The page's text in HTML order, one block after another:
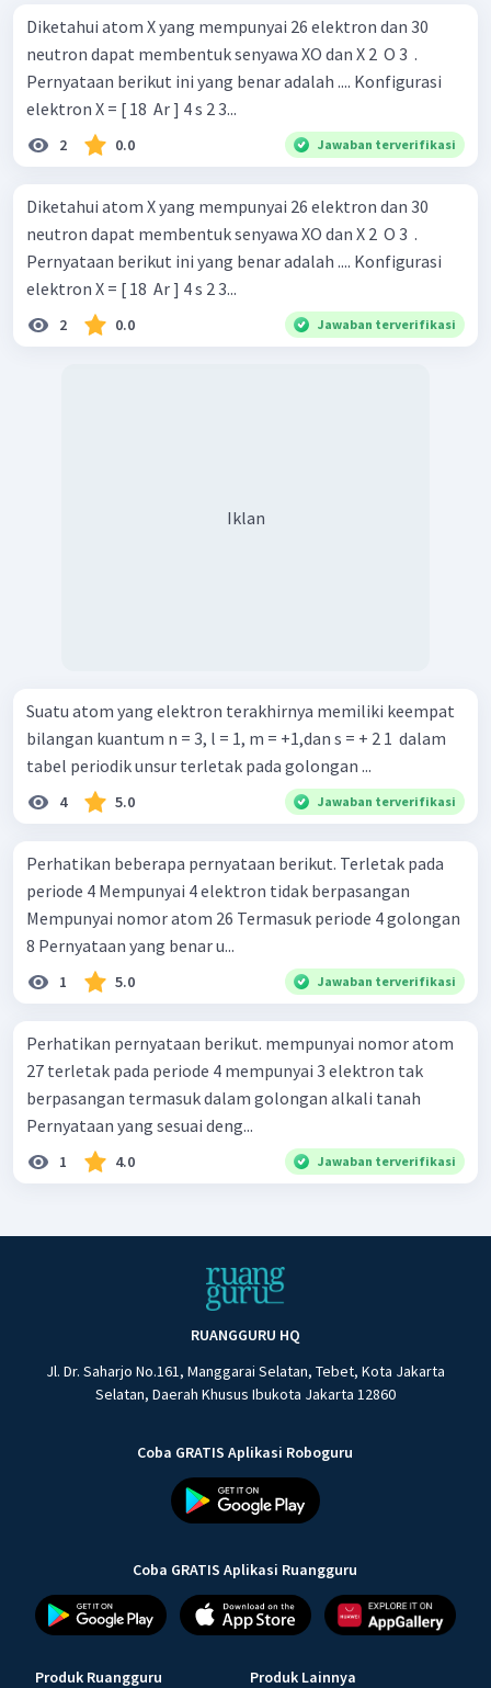
Diketahui atom X yang mempunyai 26 elektron dan 30
neutron dapat membentuk senyawa XO dan X 2 ​ O 3 ​ .
Pernyataan berikut ini yang benar adalah .... Konfigurasi
elektron X = [ 18 ​ Ar ] 4 s 2 3...
2 0.0 Jawaban terverifikasi
Diketahui atom X yang mempunyai 26 elektron dan 30
neutron dapat membentuk senyawa XO dan X 2 ​ O 3 ​ .
Pernyataan berikut ini yang benar adalah .... Konfigurasi
elektron X = [ 18 ​ Ar ] 4 s 2 3...
2 0.0 Jawaban terverifikasi
Iklan
Suatu atom yang elektron terakhirnya memiliki keempat
bilangan kuantum n = 3, l = 1, m = +1,dan s = + 2 1 ​ dalam
tabel periodik unsur terletak pada golongan ...
4 5.0 Jawaban terverifikasi
Perhatikan beberapa pernyataan berikut. Terletak pada
periode 4 Mempunyai 4 elektron tidak berpasangan
Mempunyai nomor atom 26 Termasuk periode 4 golongan
8 Pernyataan yang benar u...
1 5.0 Jawaban terverifikasi
Perhatikan pernyataan berikut. mempunyai nomor atom
27 terletak pada periode 4 mempunyai 3 elektron tak
berpasangan termasuk dalam golongan alkali tanah
Pernyataan yang sesuai deng...
1 4.0 Jawaban terverifikasi
RUANGGURU HQ
Jl. Dr. Saharjo No.161, Manggarai Selatan, Tebet, Kota Jakarta
Selatan, Daerah Khusus Ibukota Jakarta 12860
Coba GRATIS Aplikasi Roboguru
Coba GRATIS Aplikasi Ruangguru
Produk Ruangguru Produk Lainnya